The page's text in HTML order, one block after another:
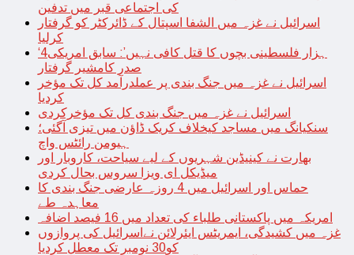
کی اجتماعی قبر میں تدفین
اسرائیل نے غزہ میں الشفا اسپتال کے ڈائرکٹر کو گرفتار
کرلیا
‘4ہزار فلسطینی بچوں کا قتل کافی نہیں’: سابق امریکی
صدر کامشیر گرفتار
اسرائیل نے غزہ میں جنگ بندی پر عملدرآمد کل تک مؤخر
کردیا
اسرائیل نے غزہ میں جنگ بندی کل تک مؤخرکردی
سنکیانگ میں مساجد کیخلاف کریک ڈاؤن میں تیزی آگئی؛
ہیومن رائٹس واچ
بھارت نے کینیڈین شہریوں کے لیے سیاحت، کاروبار اور
میڈیکل ای ویزا سروس بحال کردی
حماس اور اسرائیل میں 4 روزہ عارضی جنگ بندی کا
معاہدہ طے
امریکہ میں پاکستانی طلباء کی تعداد میں 16 فیصد اضافہ
غزہ میں کشیدگی، ایمریٹس ایئرلائن نےاسرائیل کی پروازوں
کو30 نومبر تک معطل کردیا